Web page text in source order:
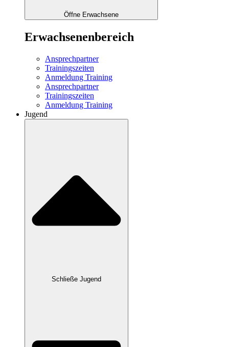
Öffne Erwachsene
Erwachsenenbereich
Ansprechpartner
Trainingszeiten
Anmeldung Training
Ansprechpartner
Trainingszeiten
Anmeldung Training
Jugend
Schließe Jugend